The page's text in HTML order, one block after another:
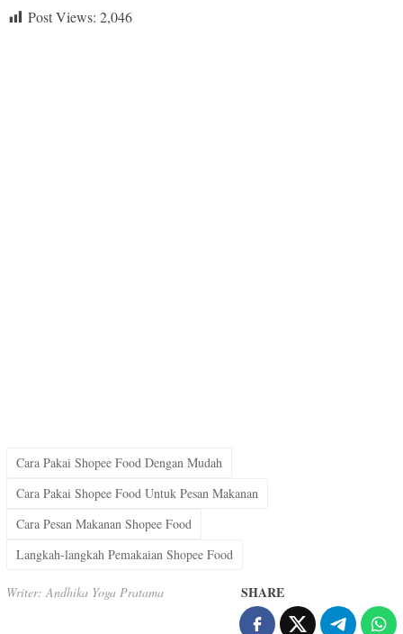
Post Views: 2,046
Cara Pakai Shopee Food Dengan Mudah
Cara Pakai Shopee Food Untuk Pesan Makanan
Cara Pesan Makanan Shopee Food
Langkah-langkah Pemakaian Shopee Food
Writer: Andhika Yoga Pratama SHARE